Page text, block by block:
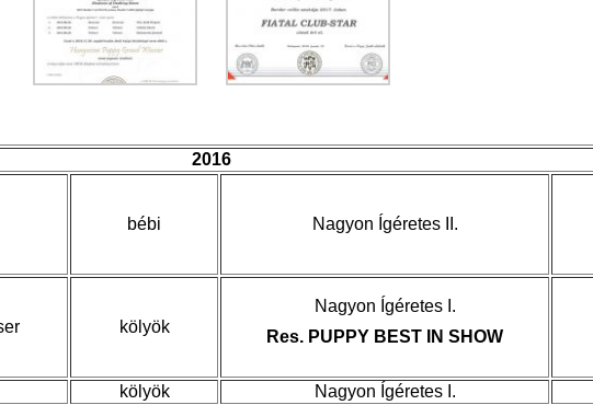
2016
bébi Nagyon Ígéretes II.
kölyök
Nagyon Ígéretes I.
Res. PUPPY BEST IN SHOW
kölyök Nagyon Ígéretes I.